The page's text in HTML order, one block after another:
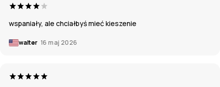
wspaniały, ale chciałbyś mieć kieszenie
walter 16 maj 2026